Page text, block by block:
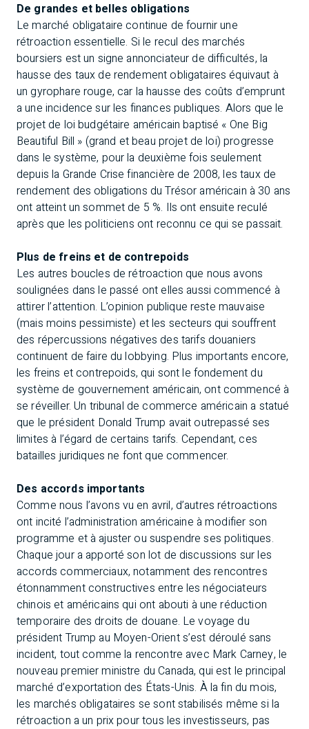
De grandes et belles obligations
Le marché obligataire continue de fournir une
rétroaction essentielle. Si le recul des marchés
boursiers est un signe annonciateur de difficultés, la
hausse des taux de rendement obligataires équivaut à
un gyrophare rouge, car la hausse des coûts d’emprunt
a une incidence sur les finances publiques. Alors que le
projet de loi budgétaire américain baptisé « One Big
Beautiful Bill » (grand et beau projet de loi) progresse
dans le système, pour la deuxième fois seulement
depuis la Grande Crise financière de 2008, les taux de
rendement des obligations du Trésor américain à 30 ans
ont atteint un sommet de 5 %. Ils ont ensuite reculé
après que les politiciens ont reconnu ce qui se passait.
Plus de freins et de contrepoids
Les autres boucles de rétroaction que nous avons
soulignées dans le passé ont elles aussi commencé à
attirer l’attention. L’opinion publique reste mauvaise
(mais moins pessimiste) et les secteurs qui souffrent
des répercussions négatives des tarifs douaniers
continuent de faire du lobbying. Plus importants encore,
les freins et contrepoids, qui sont le fondement du
système de gouvernement américain, ont commencé à
se réveiller. Un tribunal de commerce américain a statué
que le président Donald Trump avait outrepassé ses
limites à l’égard de certains tarifs. Cependant, ces
batailles juridiques ne font que commencer.
Des accords importants
Comme nous l’avons vu en avril, d’autres rétroactions
ont incité l’administration américaine à modifier son
programme et à ajuster ou suspendre ses politiques.
Chaque jour a apporté son lot de discussions sur les
accords commerciaux, notamment des rencontres
étonnamment constructives entre les négociateurs
chinois et américains qui ont abouti à une réduction
temporaire des droits de douane. Le voyage du
président Trump au Moyen-Orient s’est déroulé sans
incident, tout comme la rencontre avec Mark Carney, le
nouveau premier ministre du Canada, qui est le principal
marché d’exportation des États-Unis. À la fin du mois,
les marchés obligataires se sont stabilisés même si la
rétroaction a un prix pour tous les investisseurs, pas